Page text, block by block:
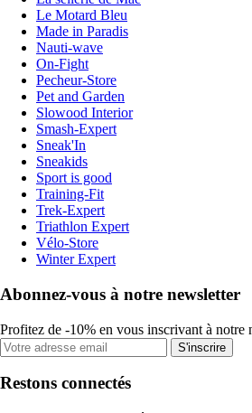
Le Motard Bleu
Made in Paradis
Nauti-wave
On-Fight
Pecheur-Store
Pet and Garden
Slowood Interior
Smash-Expert
Sneak'In
Sneakids
Sport is good
Training-Fit
Trek-Expert
Triathlon Expert
Vélo-Store
Winter Expert
Abonnez-vous à notre newsletter
Profitez de -10% en vous inscrivant à notre
S'inscrire
Restons connectés